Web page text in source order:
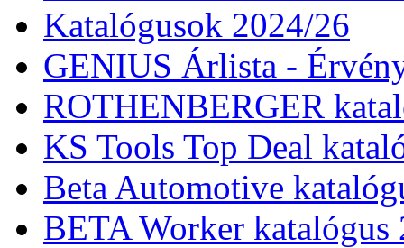
Katalógusok 2024/26
GENIUS Árlista -
ROTHENBERGER
KS Tools Top Deal
Beta Automotive
BETA Worker katalógus